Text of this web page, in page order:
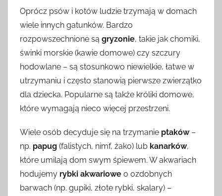
Oprócz psów i kotów ludzie trzymają w domach
wiele innych gatunków. Bardzo
rozpowszechnione są gryzonie, takie jak chomiki,
świnki morskie (kawie domowe) czy szczury
hodowlane – są stosunkowo niewielkie, łatwe w
utrzymaniu i często stanowią pierwsze zwierzątko
dla dziecka. Popularne są także króliki domowe,
które wymagają nieco więcej przestrzeni.
Wiele osób decyduje się na trzymanie ptaków–
np. papug (falistych, nimf, żako) lub kanarków,
które umilają dom swym śpiewem. W akwariach
hodujemy rybki akwariowe o ozdobnych
barwach (np. gupiki, złote rybki, skalary) –